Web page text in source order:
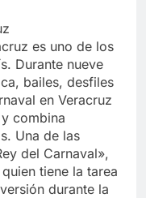
es uno de los
Durante nueve
bailes, desfiles
en Veracruz
combina
Una de las
del Carnaval»,
tiene la tarea
durante la